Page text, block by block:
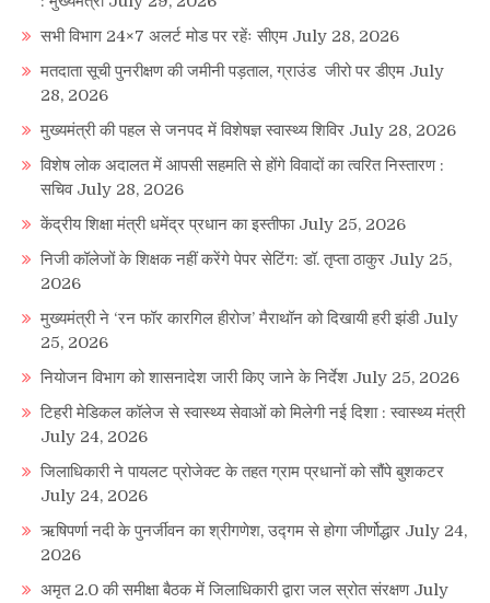
सभी विभाग 24×7 अलर्ट मोड पर रहेंः सीएम July 28, 2026
मतदाता सूची पुनरीक्षण की जमीनी पड़ताल, ग्राउंड जीरो पर डीएम July
28, 2026
मुख्यमंत्री की पहल से जनपद में विशेषज्ञ स्वास्थ्य शिविर July 28, 2026
विशेष लोक अदालत में आपसी सहमति से होंगे विवादों का त्वरित निस्तारण :
सचिव July 28, 2026
केंद्रीय शिक्षा मंत्री धमेंद्र प्रधान का इस्तीफा July 25, 2026
निजी कॉलेजों के शिक्षक नहीं करेंगे पेपर सेटिंग: डॉ. तृप्ता ठाकुर July 25,
2026
मुख्यमंत्री ने ‘रन फॉर कारगिल हीरोज’ मैराथॉन को दिखायी हरी झंडी July
25, 2026
नियोजन विभाग को शासनादेश जारी किए जाने के निर्देश July 25, 2026
टिहरी मेडिकल कॉलेज से स्वास्थ्य सेवाओं को मिलेगी नई दिशा : स्वास्थ्य मंत्री
July 24, 2026
जिलाधिकारी ने पायलट प्रोजेक्ट के तहत ग्राम प्रधानों को सौंपे बुशकटर
July 24, 2026
ऋषिपर्णा नदी के पुनर्जीवन का श्रीगणेश, उद्गम से होगा जीर्णोद्धार July 24,
2026
अमृत 2.0 की समीक्षा बैठक में जिलाधिकारी द्वारा जल स्रोत संरक्षण July